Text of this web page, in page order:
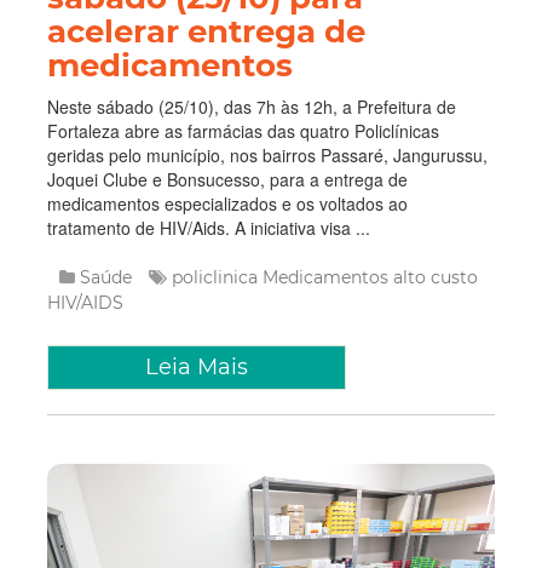
acelerar entrega de
medicamentos
Neste sábado (25/10), das 7h às 12h, a Prefeitura de
Fortaleza abre as farmácias das quatro Policlínicas
geridas pelo município, nos bairros Passaré, Jangurussu,
Joquei Clube e Bonsucesso, para a entrega de
medicamentos especializados e os voltados ao
tratamento de HIV/Aids. A iniciativa visa ...
Saúde policlinica Medicamentos alto custo
HIV/AIDS
Leia Mais